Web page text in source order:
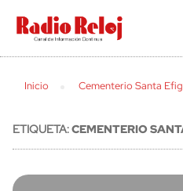
cerrar
Inicio Cementerio Santa
ETIQUETA:CEMENTERIO